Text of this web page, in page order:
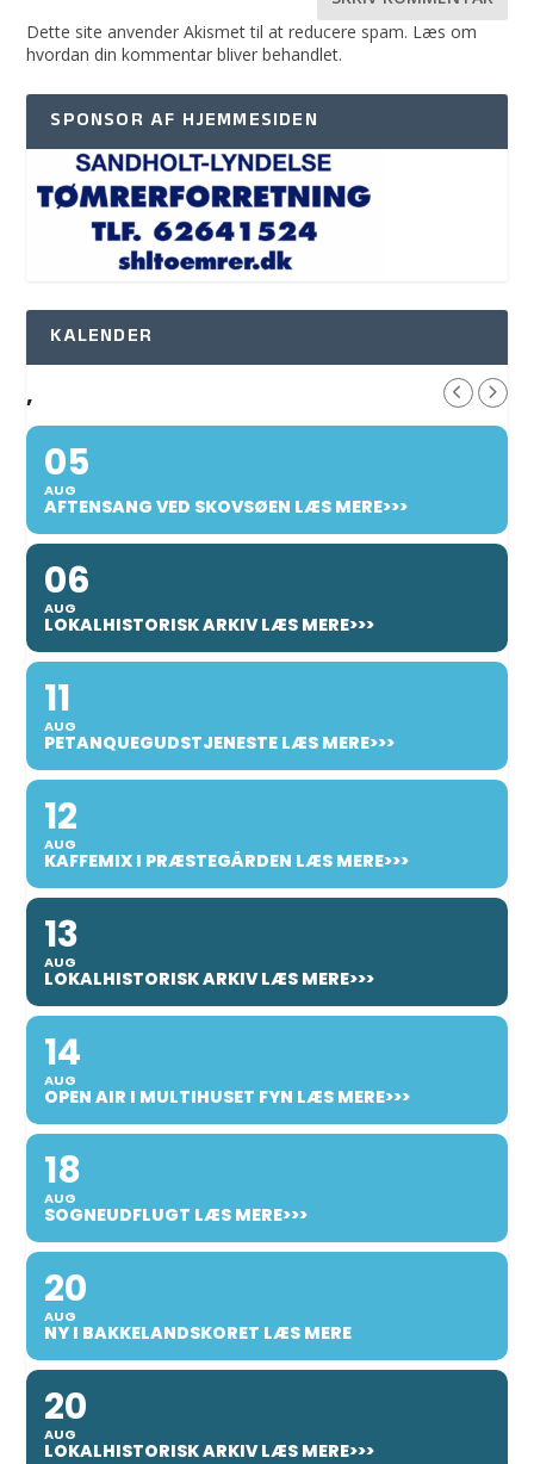
Dette site anvender Akismet til at reducere spam. Læs om
hvordan din kommentar bliver behandlet.
SPONSOR AF HJEMMESIDEN
KALENDER
,
05
AUG
AFTENSANG VED SKOVSØEN LÆS MERE>>>
06
AUG
LOKALHISTORISK ARKIV LÆS MERE>>>
11
AUG
PETANQUEGUDSTJENESTE LÆS MERE>>>
12
AUG
KAFFEMIX I PRÆSTEGÅRDEN LÆS MERE>>>
13
AUG
LOKALHISTORISK ARKIV LÆS MERE>>>
14
AUG
OPEN AIR I MULTIHUSET FYN LÆS MERE>>>
18
AUG
SOGNEUDFLUGT LÆS MERE>>>
20
AUG
NY I BAKKELANDSKORET LÆS MERE
20
AUG
LOKALHISTORISK ARKIV LÆS MERE>>>